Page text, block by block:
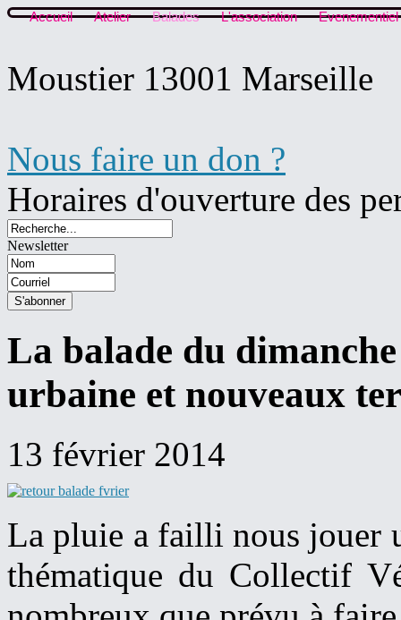
Accueil Atelier Balades L'association Evenementiel
Moustier 13001 Marseille
Nous faire un don ?
Horaires d'ouverture des
Newsletter
La balade du
urbaine et nouveaux
13 février 2014
La pluie a failli nous jouer
thématique du Collectif